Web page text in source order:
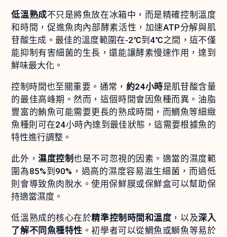
低溫熟成不只是將魚放在冰箱中，而是精確控制溫度
和時間，促進魚肉內部酵素活性，加速ATP分解與肌
苷酸生成。最佳的溫度範圍在-2℃到4℃之間，這不僅
能抑制有害細菌的生長，還能讓酵素慢速作用，達到
鮮味最大化。
控制時間也至關重要。通常， 約24小時是肌苷酸含量
的最佳高峰期。然而，這個時間會因魚種而異。油脂
豐富的鮪魚可能需要更長的熟成時間，而鯛魚等細緻
魚種則可在24小時內達到最佳狀態，這需要根據魚的
特性進行調整。
此外，濕度控制也是不可忽視的因素。適當的濕度範
圍為85%到90%，過高的濕度容易滋生細菌，而過低
則會導致魚肉脫水。使用保鮮膜或保鮮盒可以幫助保
持適當濕度。
低溫熟成的核心在於精準控制時間和溫度 ，以及深入
了解不同魚種特性 。初學者可以從鯛魚或鰤魚等易於